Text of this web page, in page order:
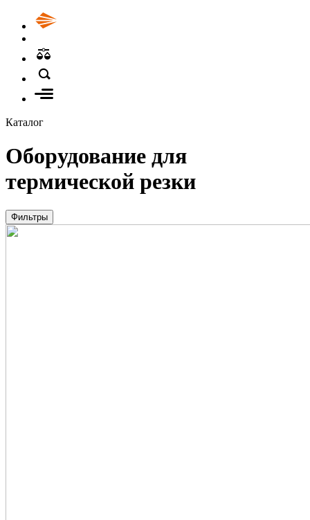
Каталог
Оборудование для
термической резки
Фильтры